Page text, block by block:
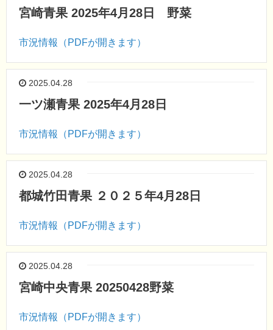
宮崎青果 2025年4月28日 野菜
市況情報（PDFが開きます）
2025.04.28
一ツ瀬青果 2025年4月28日
市況情報（PDFが開きます）
2025.04.28
都城竹田青果 ２０２５年4月28日
市況情報（PDFが開きます）
2025.04.28
宮崎中央青果 20250428野菜
市況情報（PDFが開きます）